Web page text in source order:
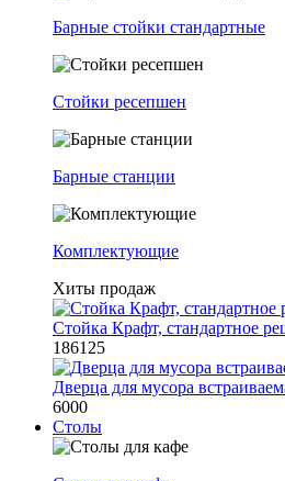
Барные стойки стандартные
Стойки ресепшен
Барные станции
Комплектующие
Хиты продаж
Стойка Крафт, стандартное
186125
Дверца для мусора
6000
Столы